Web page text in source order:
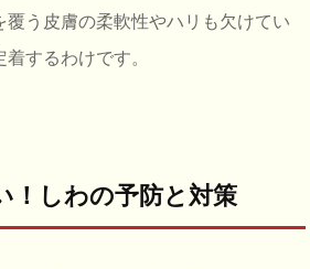
覆う皮膚の柔軟性やハリも欠けてい
するわけです。
！しわの予防と対策